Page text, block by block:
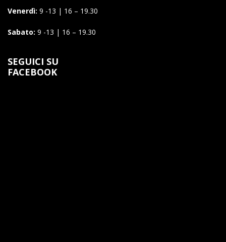
Venerdì: 9 -13 | 16 – 19.30
Sabato: 9 -13 | 16 – 19.30
SEGUICI SU
FACEBOOK